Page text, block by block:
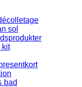
sol
kit
bad